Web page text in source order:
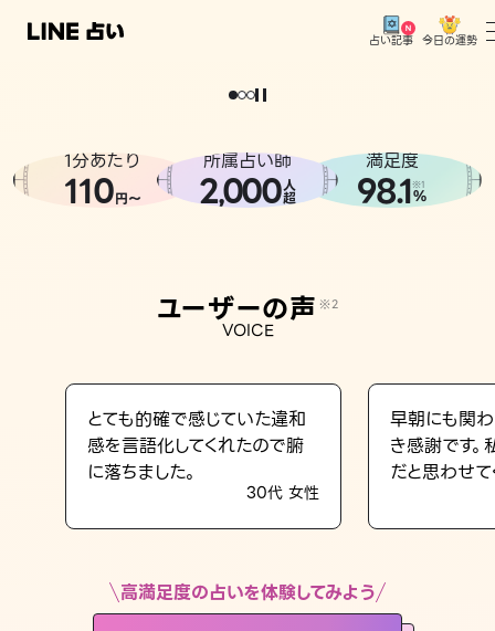
占い記事 今日の運勢
相談事例
LINE占いを開く
※LINEアプリ内のサービスページへ遷移します
どうせなら
。
1分あたり
110円〜
所属占い師
2,000人
超
満足度
98.1※1
%
ユーザーの声 ※2
VOICE
とても的確で感じていた違和
感を言語化してくれたので腑
に落ちました。
30代 女性
早朝にも関
き感謝です
だと思わせて
高満足度の占いを体験してみよう